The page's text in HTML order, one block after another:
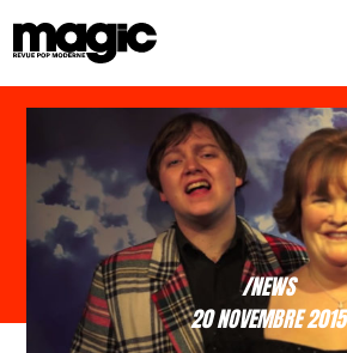
/NEWS
20 NOVEMBRE 2015